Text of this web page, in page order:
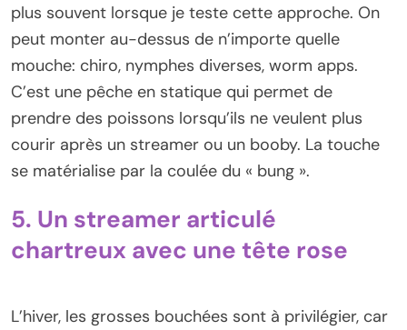
plus souvent lorsque je teste cette approche. On
peut monter au-dessus de n’importe quelle
mouche: chiro, nymphes diverses, worm apps.
C’est une pêche en statique qui permet de
prendre des poissons lorsqu’ils ne veulent plus
courir après un streamer ou un booby. La touche
se matérialise par la coulée du « bung ».
5. Un streamer articulé
chartreux avec une tête rose
L’hiver, les grosses bouchées sont à privilégier, car